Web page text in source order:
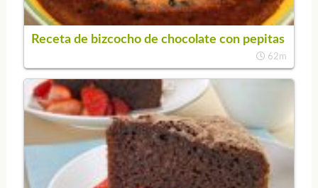
Receta de bizcocho de chocolate con pepitas
62m